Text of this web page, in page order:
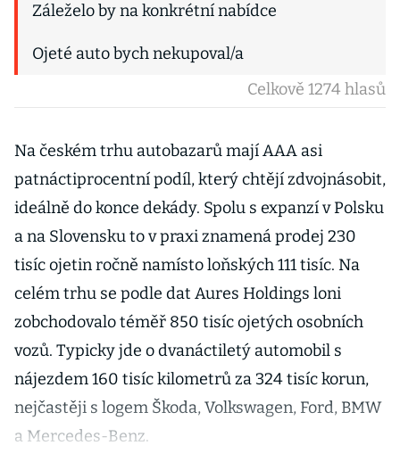
Záleželo by na konkrétní nabídce
Ojeté auto bych nekupoval/a
Celkově 1274 hlasů
Na českém trhu autobazarů mají AAA asi
patnáctiprocentní podíl, který chtějí zdvojnásobit,
ideálně do konce dekády. Spolu s expanzí v Polsku
a na Slovensku to v praxi znamená prodej 230
tisíc ojetin ročně namísto loňských 111 tisíc. Na
celém trhu se podle dat Aures Holdings loni
zobchodovalo téměř 850 tisíc ojetých osobních
vozů. Typicky jde o dvanáctiletý automobil s
nájezdem 160 tisíc kilometrů za 324 tisíc korun,
nejčastěji s logem Škoda, Volkswagen, Ford, BMW
a Mercedes-Benz.